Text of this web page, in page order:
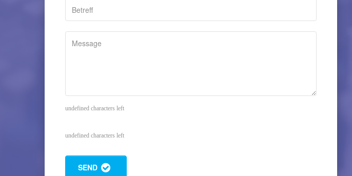
undefined characters left
undefined characters left
SEND